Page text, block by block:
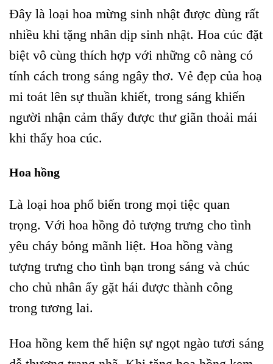
Đây là loại hoa mừng sinh nhật được dùng rất
nhiều khi tặng nhân dịp sinh nhật. Hoa cúc đặt
biệt vô cùng thích hợp với những cô nàng có
tính cách trong sáng ngây thơ. Vẻ đẹp của hoạ
mi toát lên sự thuần khiết, trong sáng khiến
người nhận cảm thấy được thư giãn thoải mái
khi thấy hoa cúc.
Hoa hồng
Là loại hoa phổ biến trong mọi tiệc quan
trọng. Với hoa hồng đỏ tượng trưng cho tình
yêu cháy bỏng mãnh liệt. Hoa hồng vàng
tượng trưng cho tình bạn trong sáng và chúc
cho chủ nhân ấy gặt hái được thành công
trong tương lai.
Hoa hồng kem thể hiện sự ngọt ngào tươi sáng